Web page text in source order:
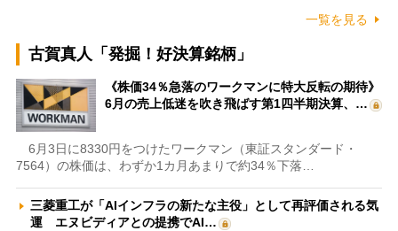
一覧を見る
古賀真人「発掘！好決算銘柄」
《株価34％急落のワークマンに特大反転の期待》
6月の売上低迷を吹き飛ばす第1四半期決算、…
6月3日に8330円をつけたワークマン（東証スタンダード・
7564）の株価は、わずか1カ月あまりで約34％下落…
三菱重工が「AIインフラの新たな主役」として再評価される気
運 エヌビディアとの提携でAI…